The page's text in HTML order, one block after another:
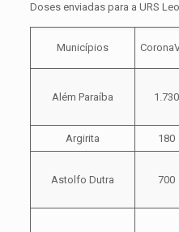
Doses enviadas para a URS
Municípios
Além Paraíba 1.730
Argirita 180
Astolfo Dutra 700